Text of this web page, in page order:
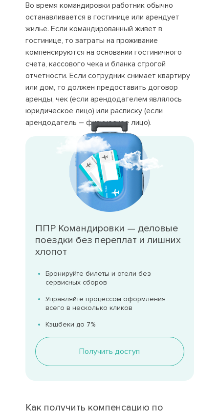
Во время командировки работник обычно
останавливается в гостинице или арендует
жилье. Если командированный живет в
гостинице, то затраты на проживание
компенсируются на основании гостиничного
счета, кассового чека и бланка строгой
отчетности. Если сотрудник снимает квартиру
или дом, то должен предоставить договор
аренды, чек (если арендодателем являлось
юридическое лицо) или расписку (если
арендодатель – физическое лицо).
ППР Командировки — деловые
поездки без переплат и лишних
хлопот
Бронируйте билеты и отели без
сервисных сборов
Управляйте процессом оформления
всего в несколько кликов
Кэшбеки до 7%
Получить доступ
Как получить компенсацию по